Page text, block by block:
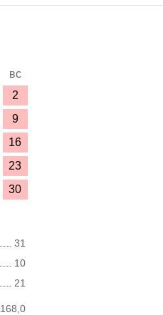
вс
2
9
16
23
30
31
10
21
168,0